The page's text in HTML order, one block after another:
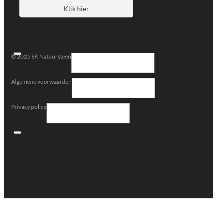
Klik hier
© 2025 SK Natuursteen
Algemene voorwaarden
Privacy policy